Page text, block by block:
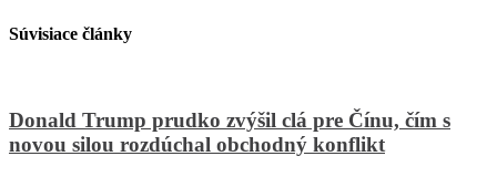
Súvisiace články
Donald Trump prudko zvýšil clá pre Čínu, čím s
novou silou rozdúchal obchodný konflikt